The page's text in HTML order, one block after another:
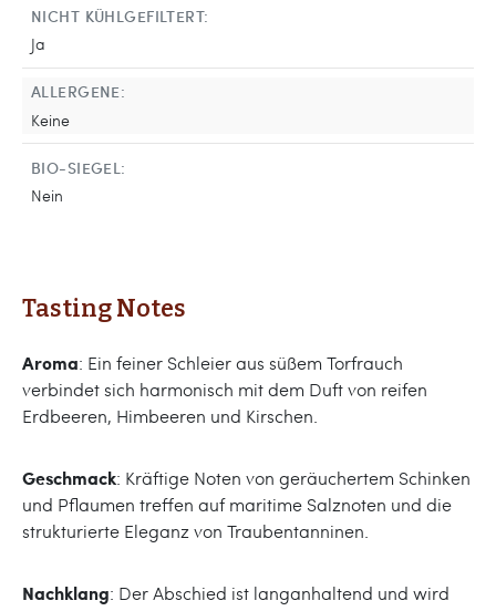
NICHT KÜHLGEFILTERT:
Ja
ALLERGENE:
Keine
BIO-SIEGEL:
Nein
Tasting Notes
Aroma: Ein feiner Schleier aus süßem Torfrauch
verbindet sich harmonisch mit dem Duft von reifen
Erdbeeren, Himbeeren und Kirschen.
Geschmack: Kräftige Noten von geräuchertem Schinken
und Pflaumen treffen auf maritime Salznoten und die
strukturierte Eleganz von Traubentanninen.
Nachklang: Der Abschied ist langanhaltend und wird